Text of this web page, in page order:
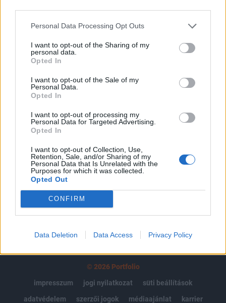
Personal Data Processing Opt Outs
I want to opt-out of the Sharing of my
personal data.
Opted In
I want to opt-out of the Sale of my
Personal Data.
Opted In
I want to opt-out of processing my
Personal Data for Targeted Advertising.
Opted In
I want to opt-out of Collection, Use,
Retention, Sale, and/or Sharing of my
Personal Data that Is Unrelated with the
Purposes for which it was collected.
Opted Out
CONFIRM
Data Deletion Data Access Privacy Policy
KEDVES OLVASÓNK!
A keresett cikk a portfolio.hu hírarchívumához
tartozik, melynek olvasása előfizetéses
Az előfizetés a következőket tartalmazza:
Portfolio.hu teljes cikkarchívum
Kötéslisták: BÉT elmúlt 2 év napon belüli
kötéslistái
Előfizetés
MÁR ELŐFIZETŐNK VAGY?BEJELENTKEZÉS
© 2026 Portfolio
impresszum
jogi nyilatkozat
süti beállítások
adatvédelem
szerzői jogok médiaajánlat karrier